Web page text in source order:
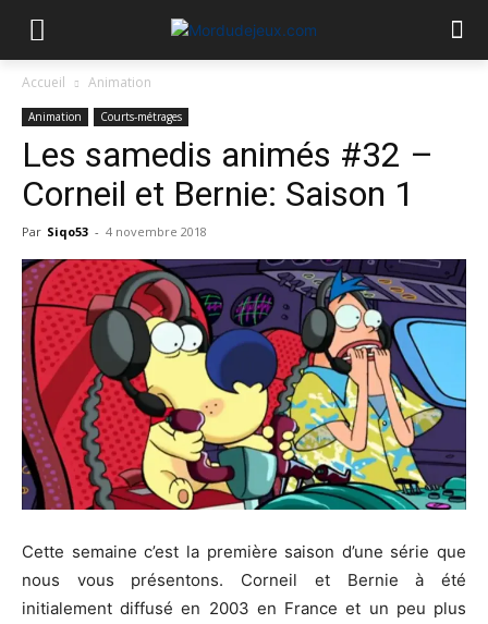
Accueil Animation
Animation Courts-métrages
Les samedis animés #32 –
Corneil et Bernie: Saison 1
Par Siqo53 - 4 novembre 2018
Cette semaine c’est la première saison d’une série que
nous vous présentons. Corneil et Bernie à été
initialement diffusé en 2003 en France et un peu plus